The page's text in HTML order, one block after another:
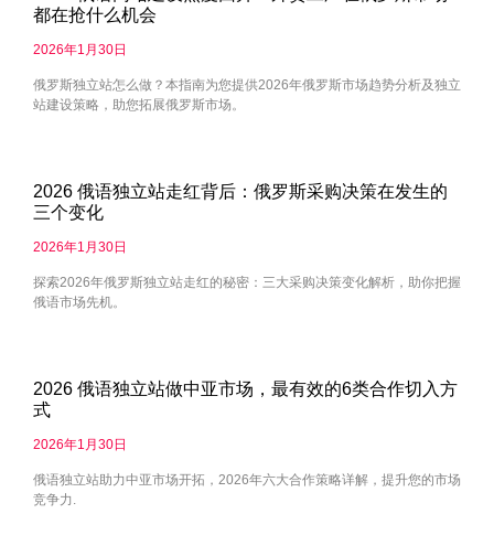
都在抢什么机会
2026年1月30日
俄罗斯独立站怎么做？本指南为您提供2026年俄罗斯市场趋势分析及独立
站建设策略，助您拓展俄罗斯市场。
2026 俄语独立站走红背后：俄罗斯采购决策在发生的
三个变化
2026年1月30日
探索2026年俄罗斯独立站走红的秘密：三大采购决策变化解析，助你把握
俄语市场先机。
2026 俄语独立站做中亚市场，最有效的6类合作切入方
式
2026年1月30日
俄语独立站助力中亚市场开拓，2026年六大合作策略详解，提升您的市场
竞争力.